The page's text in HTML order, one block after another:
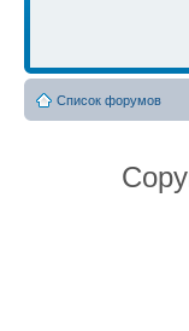
Список форумов